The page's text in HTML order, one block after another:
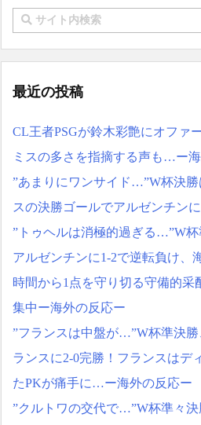
◆悲報◆韓国紙、W杯GL
敗退、プレミア日本10人韓
国0人で錯乱！久保建英を酷
評の上「“日本のイ・ガンイ
ン”」などといい出す始
末????????????
ぶつけたら急に耳が遠くな
聴の意外な原因が話題に
NEW!
本の医療従事者の倫理観の
高さに海外が超感動 NEW!
【画像】令和最新版のあ
のちゃん、可愛過ぎてワイ
らにブッ刺さりまくりw w w
w w w NEW!
海外「日本なんて行くん
じゃなかった…」 日本を知
ってしまったディズニー信
者、帰国後『本家』に失望
する事態に
NEW!
碇ゲンドウ「シンジ…エ
日
「
海
地
日
る
プ
の
の
ｗ
最近の投稿
CL王者PSGが鈴木彩艶にオファ
ミスの多さを指摘する声も…ー
”あまりにワンサイド…”W杯決
スの決勝ゴールでアルゼンチン
”トゥヘルは消極的過ぎる…”W
アルゼンチンに1-2で逆転負け、
時間から1点を守り切る守備的采
集中ー海外の反応ー
”フランスは中盤が…”W杯準決
ランスに2-0完勝！フランスはデ
たPKが痛手に…ー海外の反応ー
”クルトワの交代で…”W杯準々